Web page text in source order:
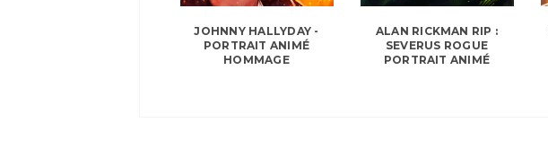
JOHNNY HALLYDAY -
PORTRAIT ANIMÉ
HOMMAGE
ALAN RICKMAN RIP :
SEVERUS ROGUE
PORTRAIT ANIMÉ